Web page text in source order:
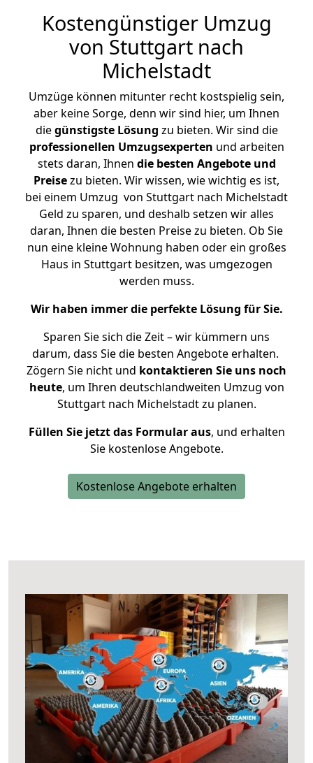
Kostengünstiger Umzug
von Stuttgart nach
Michelstadt
Umzüge können mitunter recht kostspielig sein,
aber keine Sorge, denn wir sind hier, um Ihnen
diegünstigste Lösung zu bieten. Wir sind die
professionellen Umzugsexperten und arbeiten
stets daran, Ihnen die besten Angebote und
Preisezu bieten. Wir wissen, wie wichtig es ist,
bei einem Umzug von Stuttgart nach Michelstadt
Geld zu sparen, und deshalb setzen wir alles
daran, Ihnen die besten Preise zu bieten. Ob Sie
nun eine kleine Wohnung haben oder ein großes
Haus in Stuttgart besitzen, was umgezogen
werden muss.
Wir haben immer die perfekte Lösung für Sie.
Sparen Sie sich die Zeit – wir kümmern uns
darum, dass Sie die besten Angebote erhalten.
Zögern Sie nicht und kontaktieren Sie uns noch
heute, um Ihren deutschlandweiten Umzug von
Stuttgart nach Michelstadt zu planen.
Füllen Sie jetzt das Formular aus, und erhalten
Sie kostenlose Angebote.
Kostenlose Angebote erhalten